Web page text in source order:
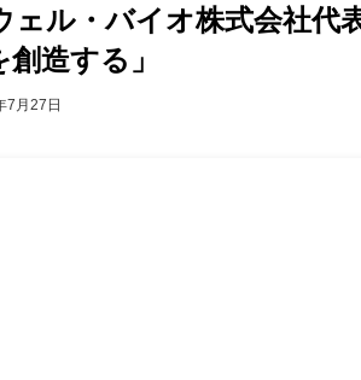
ェル・バイオ株式会社
造する」
7月27日